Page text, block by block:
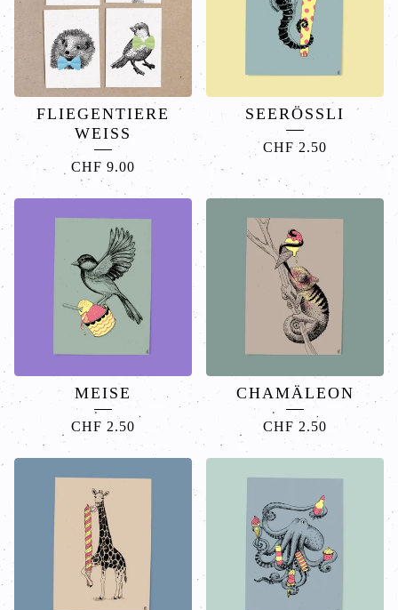
FLIEGENTIERE
WEISS
CHF 9.00
SEERÖSSLI
CHF2.50
MEISE
CHF 2.50
CHAMÄLEON
CHF 2.50